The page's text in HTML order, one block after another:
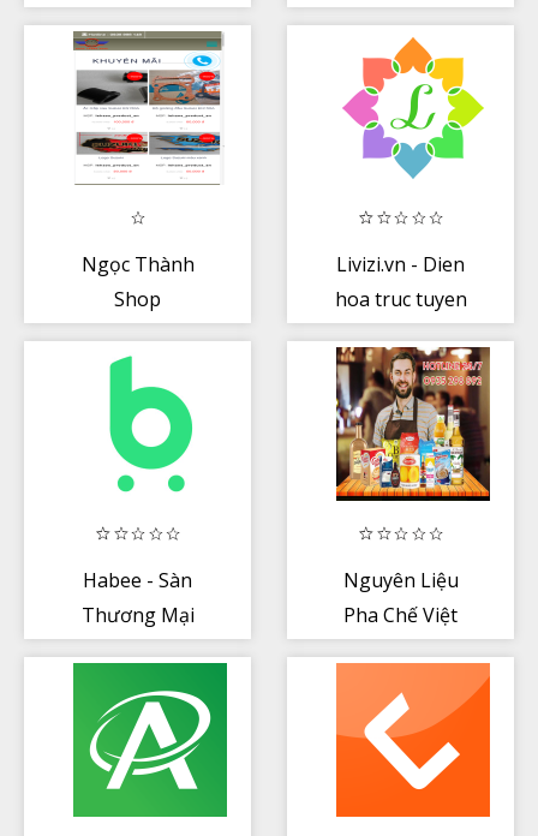
Ngọc Thành
Shop
Livizi.vn - Dien
hoa truc tuyen
Habee - Sàn
Thương Mại
Nguyên Liệu
Pha Chế Việt